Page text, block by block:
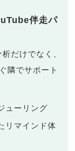
伴走パ
だけでなく、
隣でサポート
ューリング
リマインド体